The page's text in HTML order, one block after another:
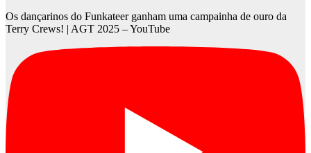
Os dançarinos do Funkateer ganham uma campainha de ouro da
Terry Crews! | AGT 2025 – YouTube